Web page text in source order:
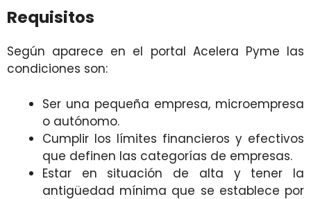
Requisitos
Según aparece en el portal Acelera Pyme las
condiciones son:
Ser una pequeña empresa, microempresa
o autónomo.
Cumplir los límites financieros y efectivos
que definen las categorías de empresas.
Estar en situación de alta y tener la
antigüedad mínima que se establece por